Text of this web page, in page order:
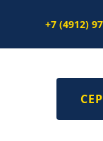
+7 (4912)